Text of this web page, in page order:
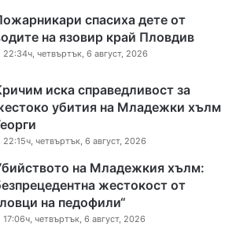
спасиха дете от
на язовир край Пловдив
22:34ч, четвъртък, 6 август, 2026
иска справедливост за
убития на Младежки хълм
22:15ч, четвъртък, 6 август, 2026
на Младежкия хълм:
жестокост от
на педофили“
17:06ч, четвъртък, 6 август, 2026